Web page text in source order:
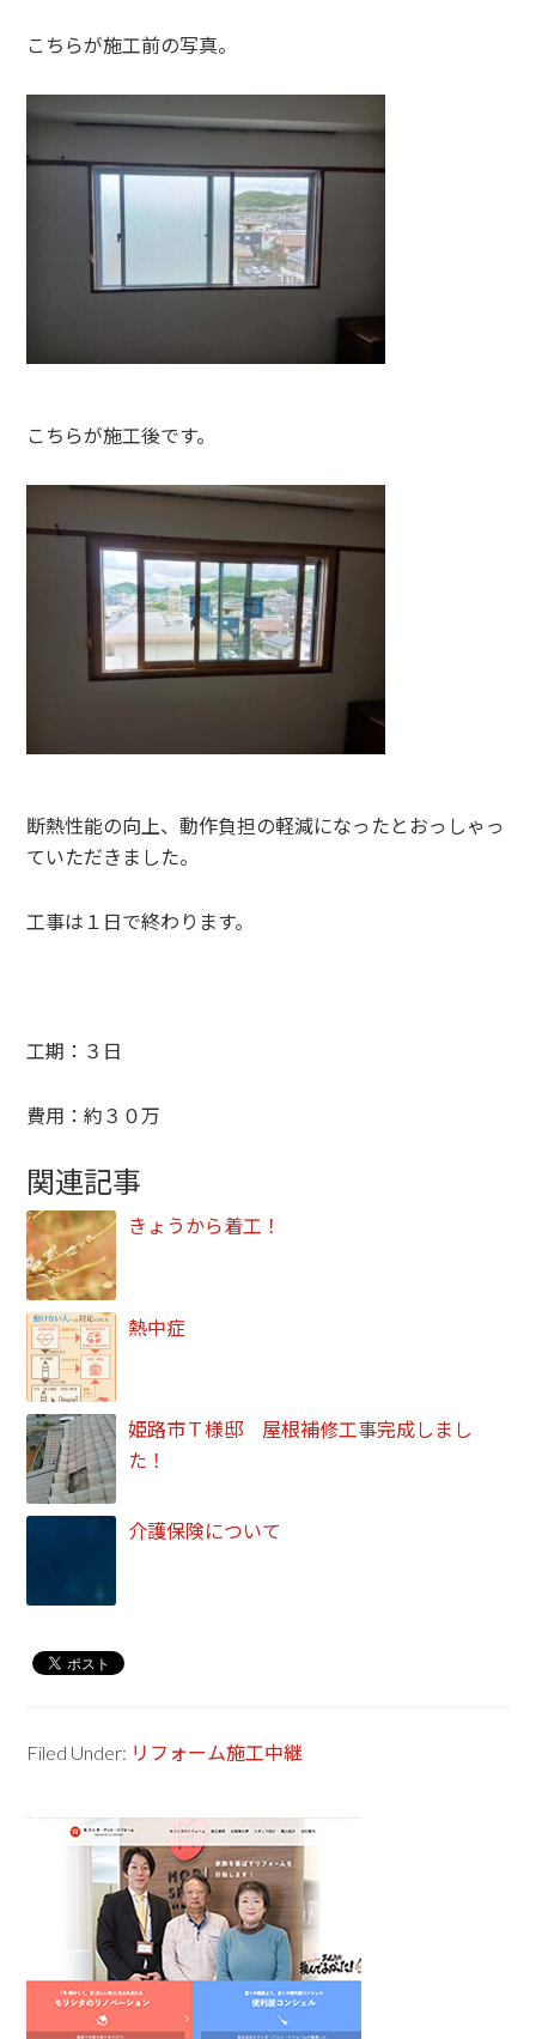
こちらが施工前の写真。
こちらが施工後です。
断熱性能の向上、動作負担の軽減になったとおっしゃっ
ていただきました。
工事は１日で終わります。
工期：３日
費用：約３０万
関連記事
きょうから着工！
熱中症
姫路市Ｔ様邸 屋根補修工事完成しまし
た！
介護保険について
Filed Under: リフォーム施工中継
Primary
Sidebar